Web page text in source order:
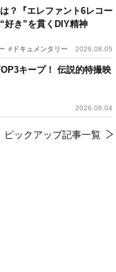
？『エレファント6レコー
好き”を貫くDIY精神
#ドキュメンタリー 2026.08.05
キープ！ 伝説的特撮映
2026.08.04
ピックアップ記事一覧